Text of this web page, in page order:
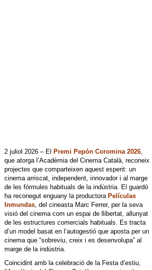
2 juliol 2026 – El Premi Pepón Coromina 2026,
que atorga l’Acadèmia del Cinema Català, reconeix
projectes que comparteixen aquest esperit: un
cinema arriscat, independent, innovador i al marge
de les fórmules habituals de la indústria. El guardó
ha reconegut enguany la productora Películas
Inmundas, del cineasta Marc Ferrer, per la seva
visió del cinema com un espai de llibertat, allunyat
de les estructures comercials habituals. Es tracta
d’un model basat en l’autogestió que aposta per un
cinema que “sobreviu, creix i es desenvolupa” al
marge de la indústria.
Coincidint amb la celebració de la Festa d’estiu,